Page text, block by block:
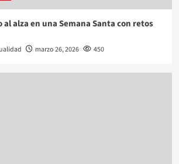
alza en una Semana Santa con retos
marzo 26, 2026 450